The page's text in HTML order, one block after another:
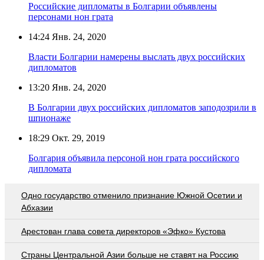
Российские дипломаты в Болгарии объявлены
персонами нон грата
14:24 Янв. 24, 2020
Власти Болгарии намерены выслать двух российских
дипломатов
13:20 Янв. 24, 2020
В Болгарии двух российских дипломатов заподозрили в
шпионаже
18:29 Окт. 29, 2019
Болгария объявила персоной нон грата российского
дипломата
Одно государство отменило признание Южной Осетии и
Абхазии
Арестован глава совета директоров «Эфко» Кустова
Страны Центральной Азии больше не ставят на Россию